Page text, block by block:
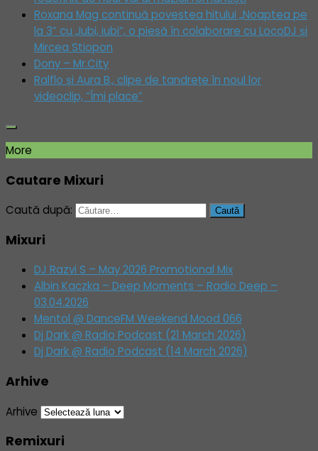
Roxana Mag continuă povestea hitului „Noaptea pe
la 3” cu „Iubi, iubi”, o piesă în colaborare cu LocoDJ și
Mircea Stiopon
Dony – Mr.City
Ralflo și Aura B., clipe de tandrețe în noul lor
videoclip, “Îmi place”
More
Cautare Mixuri
Caută după:
Mixuri
DJ Razvi S – May 2026 Promotional Mix
Albin Kaczka – Deep Moments – Radio Deep –
03.04.2026
Mentol @ DanceFM Weekend Mood 066
Dj Dark @ Radio Podcast (21 March 2026)
Dj Dark @ Radio Podcast (14 March 2026)
Arhive
Arhive
Remixuri